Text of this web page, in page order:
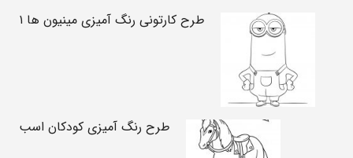
طرح کارتونی رنگ آمیزی مینیون ها ۱
طرح رنگ آمیزی کودکان اسب